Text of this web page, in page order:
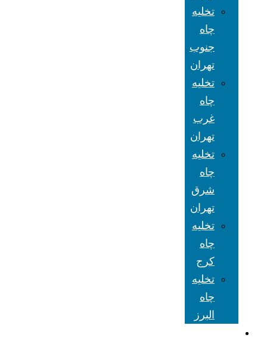
تخلیه
چاه
جنوب
تهران
تخلیه
چاه
غرب
تهران
تخلیه
چاه
شرق
تهران
تخلیه
چاه
کرج
تخلیه
چاه
البرز